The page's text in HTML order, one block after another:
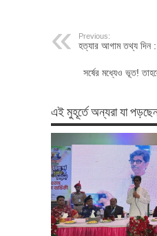
Previous:
হত্যার আগাম তথ্য দিন :
সর্ষের মধ্যেও ভূত!
এই মুহূর্তে অন্যরা যা